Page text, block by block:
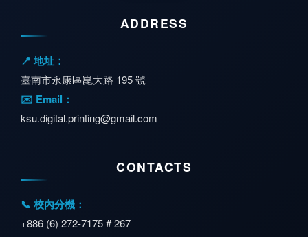
ADDRESS
📍 地址：
臺南市永康區崑大路 195 號
✉️ Email：
ksu.digital.printing@gmail.com
CONTACTS
📞 校內分機：
+886 (6) 272-7175 # 267